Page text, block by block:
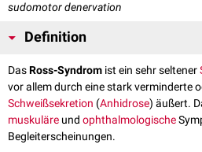
sudomotor denervation
Definition
DasRoss-Syndrom ist ein sehr seltener
vor allem durch eine stark verminderte
Schweißsekretion (Anhidrose) äußert.
muskuläre und ophthalmologische
Begleiterscheinungen.